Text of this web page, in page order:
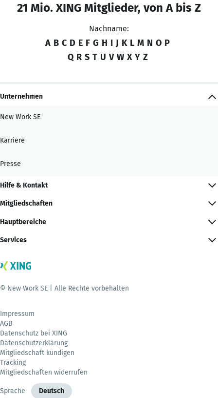
21 Mio. XING Mitglieder, von A bis Z
Nachname:
A B C D E F G H I J K L M N O P
Q R S T U V W X Y Z
Unternehmen
New Work SE
Karriere
Presse
Hilfe & Kontakt
Mitgliedschaften
Hauptbereiche
Services
© New Work SE | Alle Rechte vorbehalten
Impressum
AGB
Datenschutz bei XING
Datenschutzerklärung
Mitgliedschaft kündigen
Tracking
Mitgliedschaften widerrufen
Sprache Deutsch